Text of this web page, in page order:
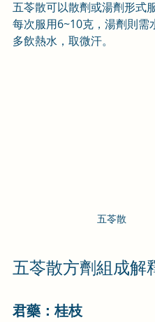
五苓散可以散劑或湯劑形式
每次服用6~10克，湯劑則需
多飲熱水，取微汗。
五苓散
五苓散方劑組成解
君藥：桂枝